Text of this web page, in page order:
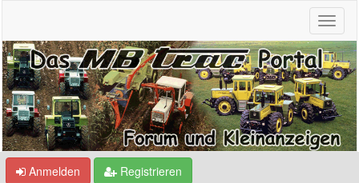
Anmelden Registrieren